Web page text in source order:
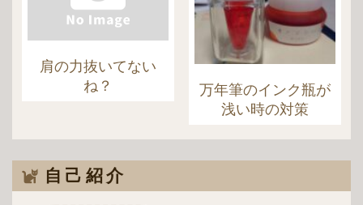
肩の力抜いてない
ね？
万年筆のインク瓶が
浅い時の対策
自己紹介